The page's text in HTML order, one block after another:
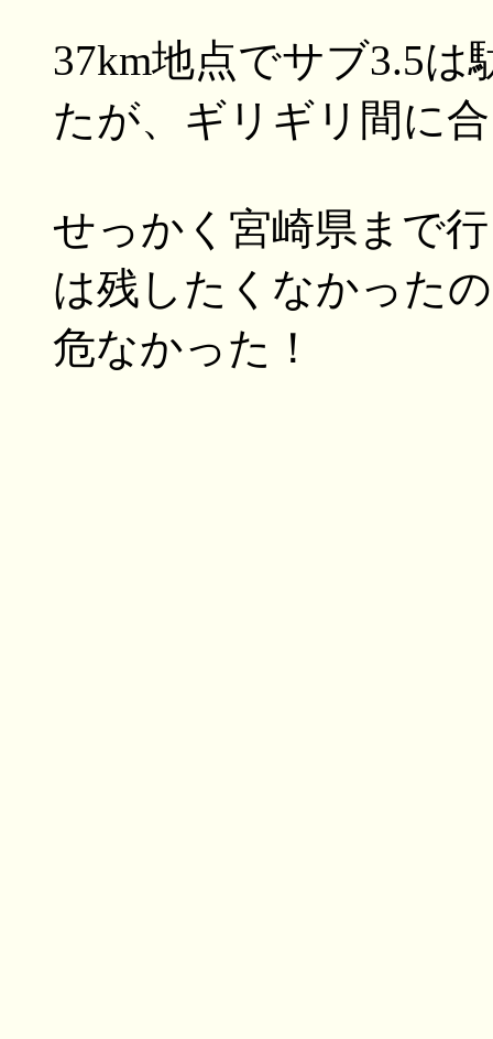
37km地点でサブ3.5
たが、ギリギリ間に
せっかく宮崎県まで
は残したくなかった
危なかった！